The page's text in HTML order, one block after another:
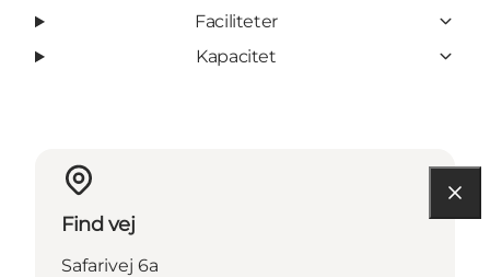
Faciliteter
Kapacitet
Find vej
Safarivej 6a